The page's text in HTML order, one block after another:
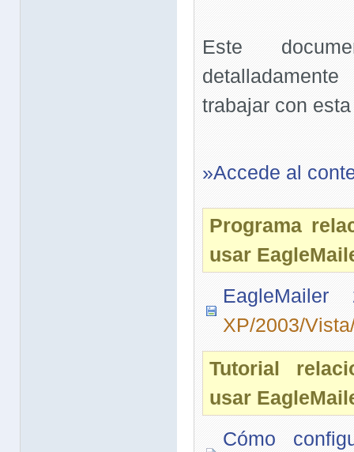
Este
trabajar con
»Accede al
Programa
usar
XP/2003/
Tutorial
usar
Cómo